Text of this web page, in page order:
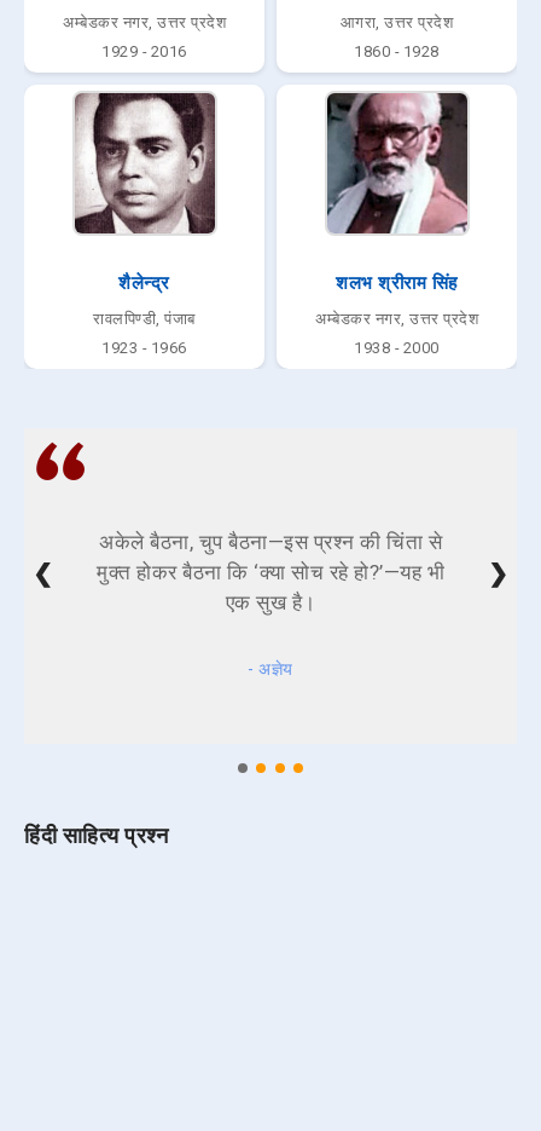
अम्बेडकर नगर, उत्तर प्रदेश
1929 - 2016
आगरा, उत्तर प्रदेश
1860 - 1928
शैलेन्द्र
रावलपिण्डी, पंजाब
1923 - 1966
शलभ श्रीराम सिंह
अम्बेडकर नगर, उत्तर प्रदेश
1938 - 2000
अकेले बैठना, चुप बैठना—इस प्रश्न की चिंता से
मुक्त होकर बैठना कि ‘क्या सोच रहे हो?’—यह भी
एक सुख है।
- अज्ञेय
❮ ❯
हिंदी साहित्य प्रश्न